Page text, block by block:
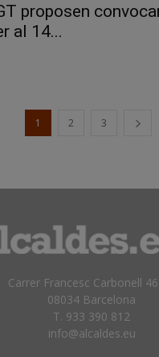
proposen
al 14...
1 2 3
Carrer Francesc Carbonell
08034 Barcelona
T. 933 390 812
info@alcaldes.eu